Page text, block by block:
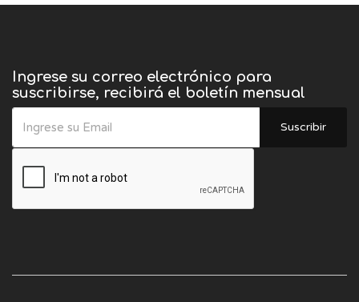
Ingrese su correo electrónico para
suscribirse, recibirá el boletín mensual
Suscribir